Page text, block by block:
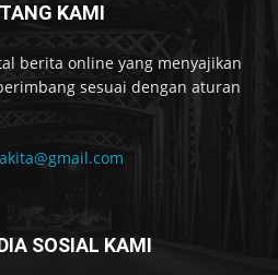
KAMI
berita online yang menyajikan
sesuai dengan aturan
SOSIAL KAMI